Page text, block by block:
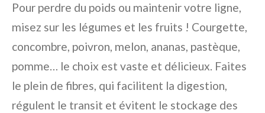
Pour perdre du poids ou maintenir votre ligne,
misez sur les légumes et les fruits ! Courgette,
concombre, poivron, melon, ananas, pastèque,
pomme… le choix est vaste et délicieux. Faites
le plein de fibres, qui facilitent la digestion,
régulent le transit et évitent le stockage des